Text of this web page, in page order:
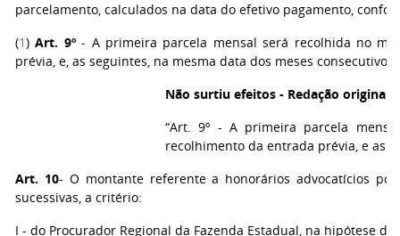
parcelamento, calculados na data do efetivo pagamento,
(1)Art. 9º- A primeira parcela mensal será recolhida no
prévia, e, as seguintes, na mesma data dos meses
Não surtiu efeitos - Redação original
“Art. 9º - A primeira parcela
recolhimento da entrada prévia, e as
Art. 10- O montante referente a honorários advocatícios
sucessivas, a critério:
I - do Procurador Regional da Fazenda Estadual, na hipótese de